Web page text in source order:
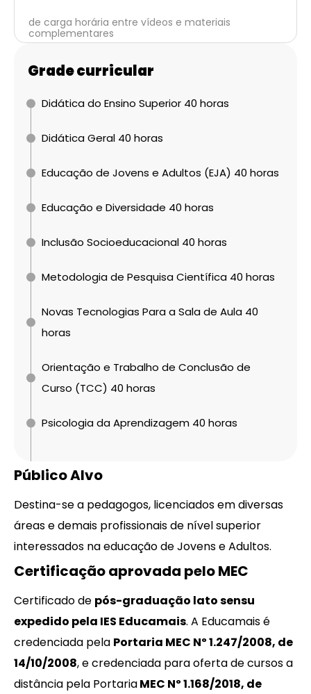
de carga horária entre vídeos e materiais
complementares
Grade curricular
Didática do Ensino Superior 40 horas
Didática Geral 40 horas
Educação de Jovens e Adultos (EJA) 40 horas
Educação e Diversidade 40 horas
Inclusão Socioeducacional 40 horas
Metodologia de Pesquisa Científica 40 horas
Novas Tecnologias Para a Sala de Aula 40
horas
Orientação e Trabalho de Conclusão de
Curso (TCC) 40 horas
Psicologia da Aprendizagem 40 horas
Público Alvo
Destina-se a pedagogos, licenciados em diversas
áreas e demais profissionais de nível superior
interessados na educação de Jovens e Adultos.
Certificação aprovada pelo MEC
Certificado de pós-graduação lato sensu
expedido pela IES Educamais. A Educamais é
credenciada pela Portaria MEC Nº 1.247/2008, de
14/10/2008, e credenciada para oferta de cursos a
distância pela PortariaMEC Nº 1.168/2018, de